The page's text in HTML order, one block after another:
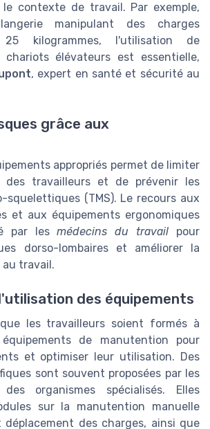
contexte de travail. Par exemple,
manipulant des charges
kilogrammes, l'utilisation de
élévateurs est essentielle,
, expert en santé et sécurité au
grâce aux
appropriés permet de limiter
des travailleurs et de prévenir les
squelettiques (TMS). Le recours aux
et aux équipements ergonomiques
par lesmédecins du travail pour
dorso-lombaires et améliorer la
travail.
des équipements
les travailleurs soient formés à
de manutention pour
et optimiser leur utilisation. Des
sont souvent proposées par les
organismes spécialisés. Elles
sur la manutention manuelle
des charges, ainsi que